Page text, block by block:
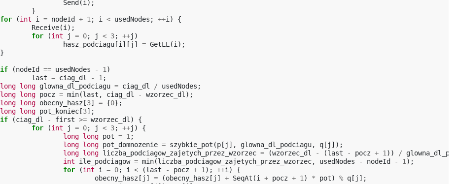
Send (i );
}
for
(int i = nodeId + 1 ; i < usedNodes ; ++i )
{
Receive(i );
for
(int j = 0; j < 3; ++j )
hasz_podciagu [i ][ j ] = GetLL (i );
}
if (nodeId == usedNodes - 1 )
last = ciag_dl - 1 ;
long long glowna_dl_podciagu = ciag_dl / usedNodes ;
long long pocz = min(last , ciag_dl - wzorzec_dl );
long long obecny_hasz [3] = {0};
long long pot_koniec [3];
if
(ciag_dl - first >= wzorzec_dl )
{
for
(int j = 0; j < 3; ++j )
{
long long pot = 1 ;
long long pot_domnozenie = szybkie_pot (p [ j ], glowna_dl_podciagu, q [ j ]);
long long liczba_podciagow_zajetych_przez_wzorzec = (wzorzec_dl - (last - pocz + 1 )) /
int
ile_podciagow = min(liczba_podciagow_zajetych_przez_wzorzec, usedNodes - nodeId - 1 );
for
(int i = 0; i < (last - pocz + 1 ); ++i )
{
obecny_hasz [ j ] = (obecny_hasz [ j ] + SeqAt (i + pocz + 1 ) * pot) % q [ j ];